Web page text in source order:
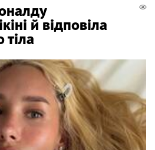
й відповіла